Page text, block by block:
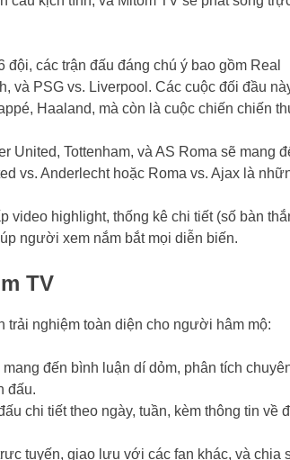
các trận đấu đáng chú ý bao gồm Real
và PSG vs. Liverpool. Các cuộc đối đầu
Haaland, mà còn là cuộc chiến chiến
United, Tottenham, và AS Roma sẽ mang
vs. Anderlecht hoặc Roma vs. Ajax là
video highlight, thống kê chi tiết (số bàn
người xem nắm bắt mọi diễn biến.
TV
trải nghiệm toàn diện cho người hâm mộ:
đến bình luận dí dỏm, phân tích
đấu.
chi tiết theo ngày, tuần, kèm thông tin về
tuyến, giao lưu với các fan khác, và chia